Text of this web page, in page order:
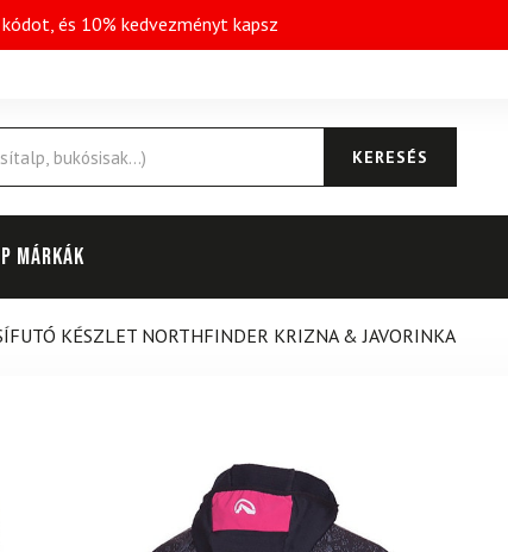
kódot, és 10% kedvezményt kapsz
KERESÉS
márkák
KÉSZLET NORTHFINDER KRIZNA & JAVORINKA